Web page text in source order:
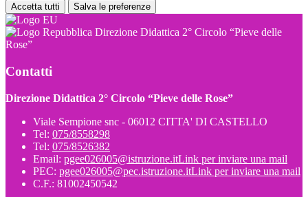
Accetta tutti Salva le preferenze
Direzione Didattica 2° Circolo “Pieve delle
Rose”
Contatti
Direzione Didattica 2° Circolo “Pieve delle Rose”
Viale Sempione snc - 06012 CITTA' DI CASTELLO
Tel: 075/8558298
Tel: 075/8526382
Email: pgee026005@istruzione.itLink per inviare una mail
PEC: pgee026005@pec.istruzione.itLink per inviare una mail
C.F.: 81002450542